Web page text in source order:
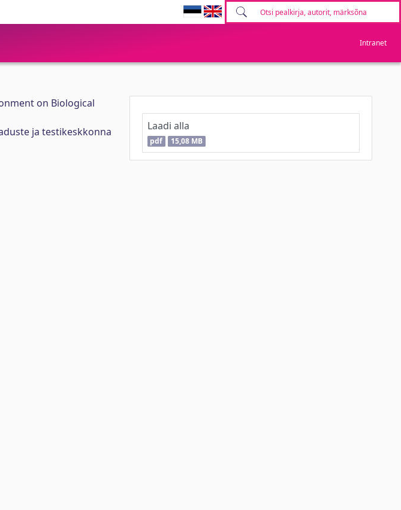
Intranet
on Biological
ja testikeskkonna
Laadi alla
pdf 15,08 MB